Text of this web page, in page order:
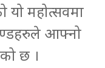
यो महोत्सवमा
आफ्नो
छ ।